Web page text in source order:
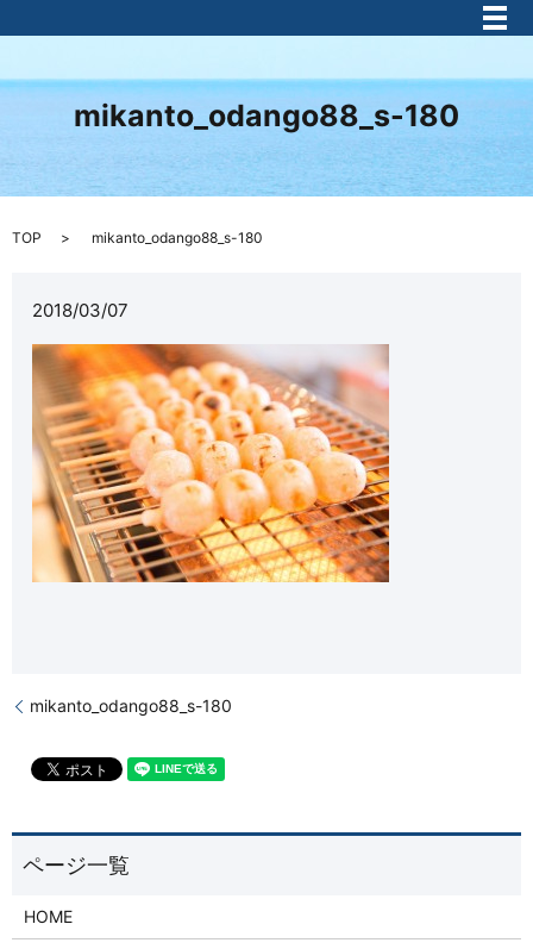
メ
mikanto_odango88_s-180
TOP mikanto_odango88_s-180
2018/03/07
mikanto_odango88_s-180
HOME